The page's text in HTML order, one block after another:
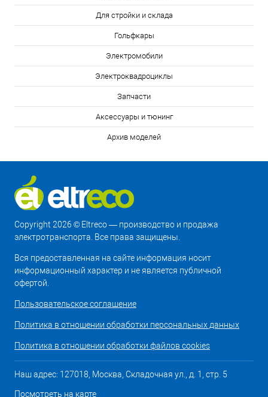
Для стройки и склада
Гольфкары
Электромобили
Электроквадроциклы
Запчасти
Аксессуары и тюнинг
Архив моделей
Copyright 2026 © Eltreco — производство и продажа
электротранспорта. Все права защищены.
Вся предоставленная на сайте информация носит
информационный характер и не является публичной
офертой.
Пользовательское соглашение
Политика в отношении обработки персональных данных
Политика в отношении обработки файлов cookies
Наш адрес: 127018, Москва, Складочная ул., д. 1, стр. 5
Посмотреть на карте